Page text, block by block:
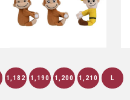
1,182 1,190 1,200 1,210 L